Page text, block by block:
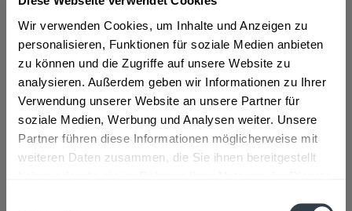
Wir verwenden Cookies, um Inhalte und Anzeigen zu
personalisieren, Funktionen für soziale Medien anbieten
zu können und die Zugriffe auf unsere Website zu
analysieren. Außerdem geben wir Informationen zu Ihrer
Verwendung unserer Website an unsere Partner für
soziale Medien, Werbung und Analysen weiter. Unsere
Partner führen diese Informationen möglicherweise mit
weiteren Daten zusammen, die Sie ihnen bereitgestellt
In den Warenkorb
Artikel-Nr.:
30444
Verfügbar in:
Beschreibung
mehr